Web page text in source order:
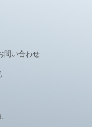
問い合わせ